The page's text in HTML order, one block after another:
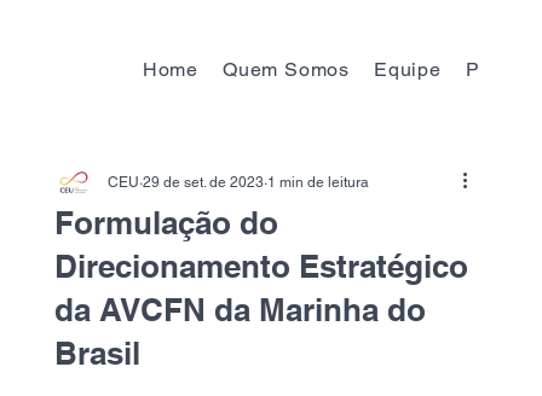
Home Quem Somos Equipe
Formulação do
Direcionamento Estratégico
da AVCFN da Marinha do
Brasil
CEU 29 de set. de 2023 1 min de leitura